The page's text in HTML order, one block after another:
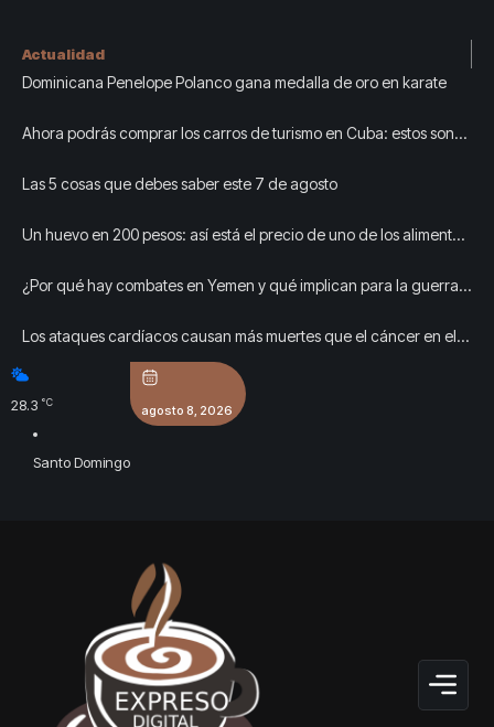
Actualidad
Dominicana Penelope Polanco gana medalla de oro en karate
Ahora podrás comprar los carros de turismo en Cuba: estos son
Las 5 cosas que debes saber este 7 de agosto
Un huevo en 200 pesos: así está el precio de uno de los alimentos
¿Por qué hay combates en Yemen y qué implican para la guerra
Los ataques cardíacos causan más muertes que el cáncer en el
28.3 °C
Santo Domingo
agosto 8, 2026